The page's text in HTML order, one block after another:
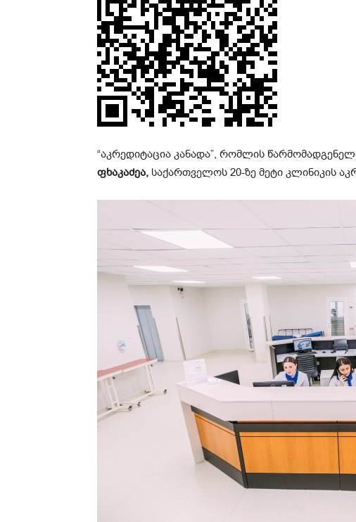
“აკრედიტაცია კანადა”, რომლის
ფხაკაძეა, საქართველოს 20-ზე მეტი კლინიკის